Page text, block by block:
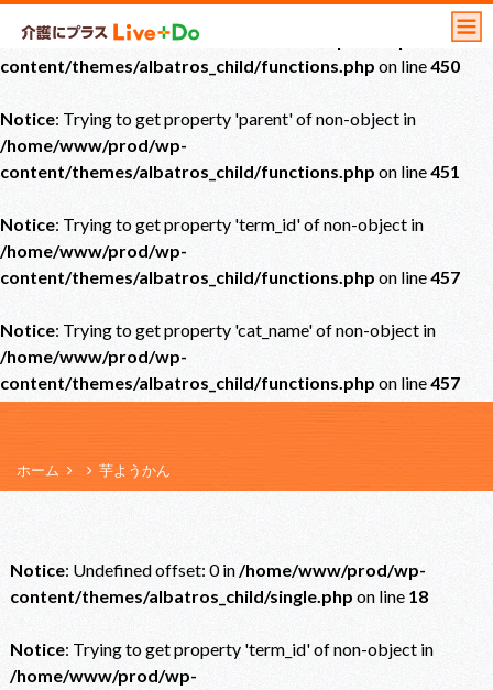
Notice: Undefined offset: 0 in
content/themes/albatros_child/functions.php on line450
Notice: Trying to get property 'parent' of non-object in
/home/www/prod/wp-
content/themes/albatros_child/functions.php on line451
Notice: Trying to get property 'term_id' of non-object in
/home/www/prod/wp-
content/themes/albatros_child/functions.php on line457
Notice: Trying to get property 'cat_name' of non-object in
/home/www/prod/wp-
content/themes/albatros_child/functions.php on line457
ホーム 芋ようかん
Notice: Undefined offset: 0 in/home/www/prod/wp-
content/themes/albatros_child/single.php on line 18
Notice: Trying to get property 'term_id' of non-object in
/home/www/prod/wp-